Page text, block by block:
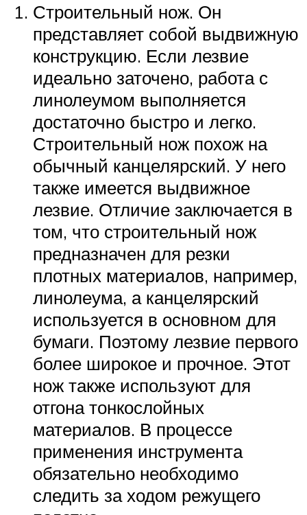
Строительный нож. Он
представляет собой выдвижную
конструкцию. Если лезвие
идеально заточено, работа с
линолеумом выполняется
достаточно быстро и легко.
Строительный нож похож на
обычный канцелярский. У него
также имеется выдвижное
лезвие. Отличие заключается в
том, что строительный нож
предназначен для резки
плотных материалов, например,
линолеума, а канцелярский
используется в основном для
бумаги. Поэтому лезвие первого
более широкое и прочное. Этот
нож также используют для
отгона тонкослойных
материалов. В процессе
применения инструмента
обязательно необходимо
следить за ходом режущего